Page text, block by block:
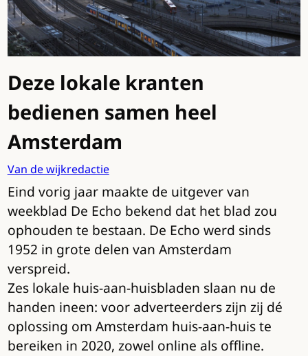
Deze lokale kranten
bedienen samen heel
Amsterdam
Van de wijkredactie
Eind vorig jaar maakte de uitgever van
weekblad De Echo bekend dat het blad zou
ophouden te bestaan. De Echo werd sinds
1952 in grote delen van Amsterdam
verspreid.
Zes lokale huis-aan-huisbladen slaan nu de
handen ineen: voor adverteerders zijn zij dé
oplossing om Amsterdam huis-aan-huis te
bereiken in 2020, zowel online als offline.